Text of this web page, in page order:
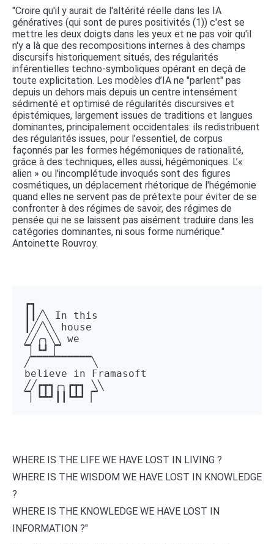
"Croire qu'il y aurait de l'altérité réelle dans les IA
génératives (qui sont de pures positivités (1)) c'est se
mettre les deux doigts dans les yeux et ne pas voir qu'il
n'y a là que des recompositions internes à des champs
discursifs historiquement situés, des régularités
inférentielles techno-symboliques opérant en deçà de
toute explicitation. Les modèles d’IA ne "parlent" pas
depuis un dehors mais depuis un centre intensément
sédimenté et optimisé de régularités discursives et
épistémiques, largement issues de traditions et langues
dominantes, principalement occidentales: ils redistribuent
des régularités issues, pour l’essentiel, de corpus
façonnés par les formes hégémoniques de rationalité,
grâce à des techniques, elles aussi, hégémoniques. L’«
alien » ou l'incomplétude invoqués sont des figures
cosmétiques, un déplacement rhétorique de l'hégémonie
quand elles ne servent pas de prétexte pour éviter de se
confronter à des régimes de savoir, des régimes de
pensée qui ne se laissent pas aisément traduire dans les
catégories dominantes, ni sous forme numérique."
Antoinette Rouvroy.
┏┓
┃┃╱╲ In this
┃╱╱╲╲ house
╱╱╭╮╲╲ we
▔▏┗┛▕▔
╱▔▔▔▔▔▔▔▔▔▔╲
believe in Framasoft
╱╱┏┳┓╭╮┏┳┓ ╲╲
▔▏┗┻┛┃┃┗┻┛▕▔
WHERE IS THE LIFE WE HAVE LOST IN LIVING ?
WHERE IS THE WISDOM WE HAVE LOST IN KNOWLEDGE
?
WHERE IS THE KNOWLEDGE WE HAVE LOST IN
INFORMATION ?"